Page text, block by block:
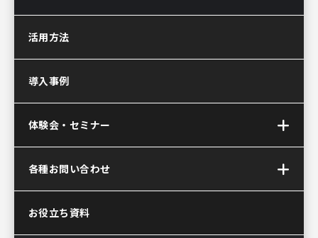
Akerun(アケルン)とは
Akerunコントローラー
Akerun Connect
(アケルンコネクト)
選ばれる理由
活用方法
導入事例
体験会・セミナー
オンラインセミナー
各種お問い合わせ
お問い合わせ
お役立ち資料